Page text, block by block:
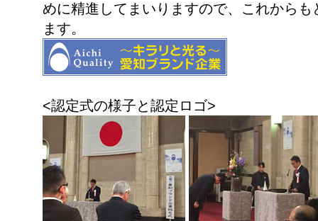
めに精進してまいりますので、これから
ます。
<認定式の様子と認定ロゴ>